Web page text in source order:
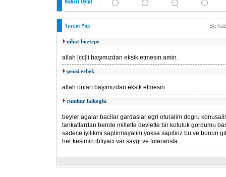
Bu
nihat boztepe
allah [cc]li başımızdan eksik etmesin amin.
şemsi erbek
allah onları başımızdan eksik etmesin
cumhur laikoglu
beyler agalar bacilar gardaslar egri oturalim dogru
tarikatlardan bende millette devlette bir kotuluk gordumu
sadece iyilikmi saptirmayalim yoksa sapitiriz bu ve bunun
her kesimin ihtiyaci var saygi ve toleransla